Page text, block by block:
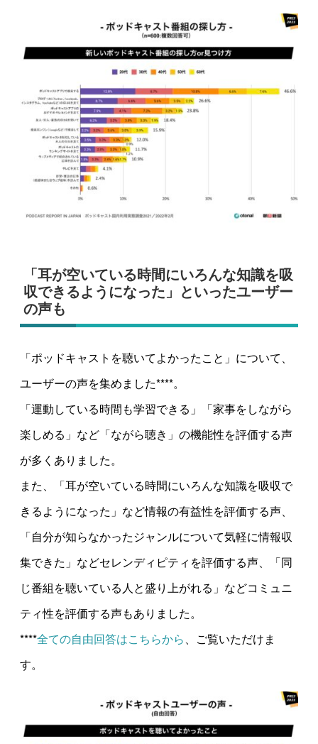
「耳が空いている時間にいろんな知識を吸
収できるようになった」といったユーザー
の声も
「ポッドキャストを聴いてよかったこと」について、
ユーザーの声を集めました****。
「運動している時間も学習できる」「家事をしながら
楽しめる」など「ながら聴き」の機能性を評価する声
が多くありました。
また、「耳が空いている時間にいろんな知識を吸収で
きるようになった」など情報の有益性を評価する声、
「自分が知らなかったジャンルについて気軽に情報収
集できた」などセレンディピティを評価する声、「同
じ番組を聴いている人と盛り上がれる」などコミュニ
ティ性を評価する声もありました。
****全ての自由回答はこちらから 、ご覧いただけま
す。